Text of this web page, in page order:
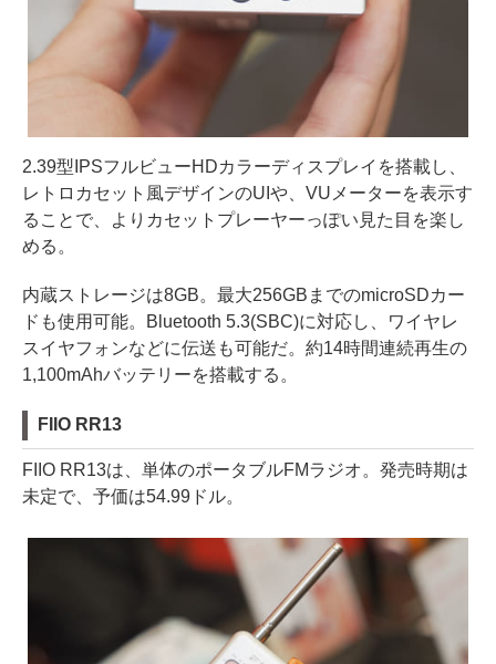
2.39型IPSフルビューHDカラーディスプレイを搭載し、
レトロカセット風デザインのUIや、VUメーターを表示す
ることで、よりカセットプレーヤーっぽい見た目を楽し
める。
内蔵ストレージは8GB。最大256GBまでのmicroSDカー
ドも使用可能。Bluetooth 5.3(SBC)に対応し、ワイヤレ
スイヤフォンなどに伝送も可能だ。約14時間連続再生の
1,100mAhバッテリーを搭載する。
FIIO RR13
FIIO RR13は、単体のポータブルFMラジオ。発売時期は
未定で、予価は54.99ドル。